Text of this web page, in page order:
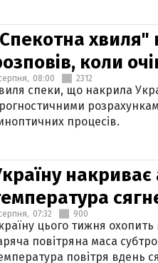
хвиля"
коли
08:00 2312
спеки, що накрила
процесів.
07:32 900
цього тижня
повітряна маса
повітря вдень